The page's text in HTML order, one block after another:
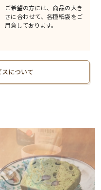
ご希望の方には、商品の大き
さに合わせて、各種紙袋をご
用意しております。
について